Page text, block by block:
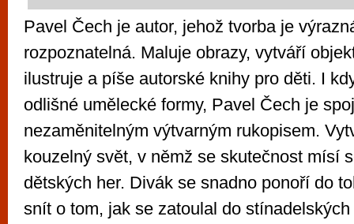
Pavel Čech je autor, jehož tvorba je
rozpoznatelná. Maluje obrazy, vytváří
ilustruje a píše autorské knihy pro děti. I
odlišné umělecké formy, Pavel Čech je
nezaměnitelným výtvarným rukopisem.
kouzelný svět, v němž se skutečnost mísí
dětských her. Divák se snadno ponoří do
snít o tom, jak se zatoulal do